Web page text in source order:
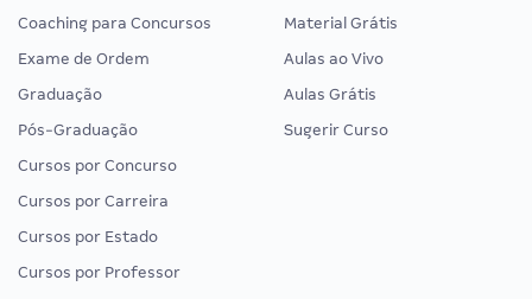
Coaching para Concursos
Exame de Ordem
Graduação
Pós-Graduação
Cursos por Concurso
Cursos por Carreira
Cursos por Estado
Cursos por Professor
Material Grátis
Aulas ao Vivo
Aulas Grátis
Sugerir Curso